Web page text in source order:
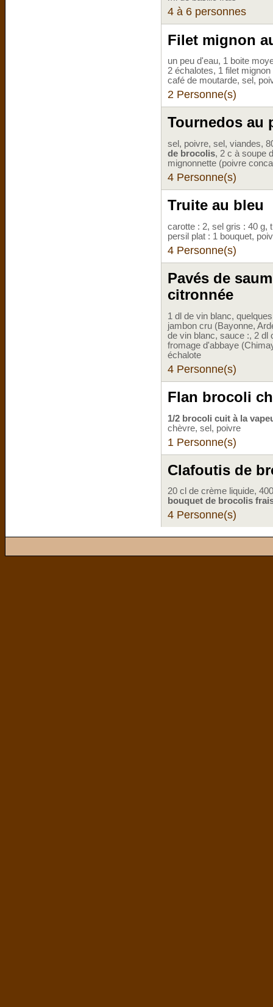
4 à 6 personnes
Filet mignon
un peu d'eau, 1 boite
2 échalotes, 1 filet
café de moutarde, sel,
2 Personne(s)
Tournedos au
sel, poivre, sel, viandes,
de brocolis, 2 c à soupe
mignonnette (poivre
4 Personne(s)
Truite au bleu
carotte : 2, sel gris : 40 g,
persil plat : 1 bouquet,
4 Personne(s)
Pavés de
citronnée
1 dl de vin blanc,
jambon cru (Bayonne,
de vin blanc, sauce :, 2 dl
fromage d'abbaye
échalote
4 Personne(s)
Flan brocoli
1/2 brocoli cuit à la
chèvre, sel, poivre
1 Personne(s)
Clafoutis de
20 cl de crème liquide,
bouquet de brocolis
4 Personne(s)